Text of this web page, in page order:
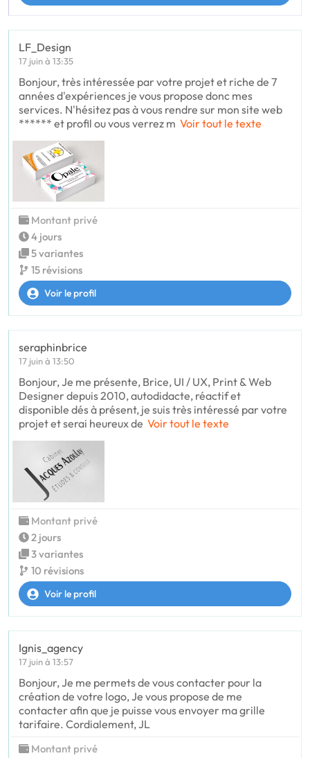
LF_Design
17 juin à 13:35
Bonjour, très intéressée par votre projet et riche de 7
années d'expériences je vous propose donc mes
services. N'hésitez pas à vous rendre sur mon site web
****** et profil ou vous verrez m Voir tout le texte
Montant privé
4 jours
5 variantes
15 révisions
Voir le profil
seraphinbrice
17 juin à 13:50
Bonjour, Je me présente, Brice, UI / UX, Print & Web
Designer depuis 2010, autodidacte, réactif et
disponible dés à présent, je suis très intéressé par votre
projet et serai heureux de Voir tout le texte
Montant privé
2 jours
3 variantes
10 révisions
Voir le profil
Ignis_agency
17 juin à 13:57
Bonjour, Je me permets de vous contacter pour la
création de votre logo, Je vous propose de me
contacter afin que je puisse vous envoyer ma grille
tarifaire. Cordialement, JL
Montant privé